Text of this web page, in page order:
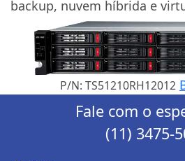
backup, nuvem híbrida e
P/N: TS51210RH12012
Fale com o
(11) 3475-